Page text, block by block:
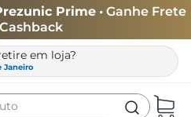
Prime • Ganhe Frete
em loja?
Janeiro